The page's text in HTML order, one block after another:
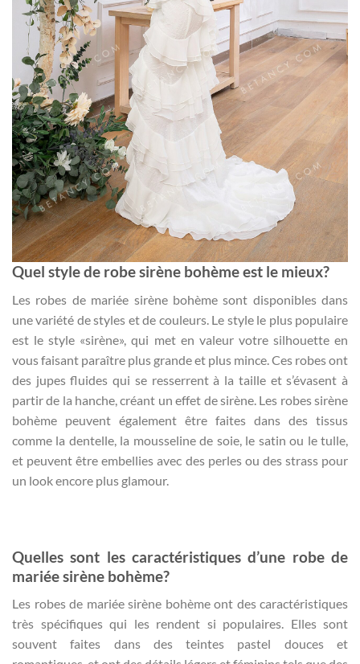
Quel style de robe sirène bohème est le mieux?
Les robes de mariée sirène bohème sont disponibles dans
une variété de styles et de couleurs. Le style le plus populaire
est le style «sirène», qui met en valeur votre silhouette en
vous faisant paraître plus grande et plus mince. Ces robes ont
des jupes fluides qui se resserrent à la taille et s’évasent à
partir de la hanche, créant un effet de sirène. Les robes sirène
bohème peuvent également être faites dans des tissus
comme la dentelle, la mousseline de soie, le satin ou le tulle,
et peuvent être embellies avec des perles ou des strass pour
un look encore plus glamour.
Quelles sont les caractéristiques d’une robe de
mariée sirène bohème?
Les robes de mariée sirène bohème ont des caractéristiques
très spécifiques qui les rendent si populaires. Elles sont
souvent faites dans des teintes pastel douces et